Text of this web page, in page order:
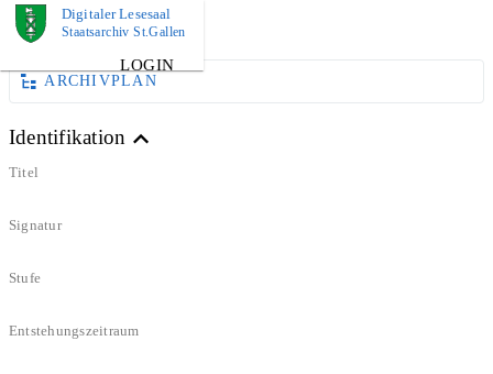
Digitaler Lesesaal
Staatsarchiv St.Gallen
LOGIN
DOKUMENT
ARCHIVPLAN
Identifikation
Titel
Signatur
Stufe
Entstehungszeitraum